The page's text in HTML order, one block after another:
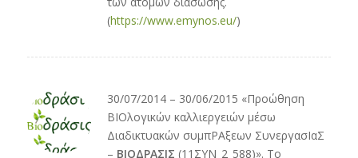
(https://www.emynos.eu/)
30/07/2014 – 30/06/2015 «Προώθηση
ΒΙΟλογικών καλλιεργειών μέσω
Διαδικτυακών συμπΡΑξεων ΣυνεργασΙαΣ
– ΒΙΟΔΡΑΣΙΣ (11ΣΥΝ_2_588)». Το